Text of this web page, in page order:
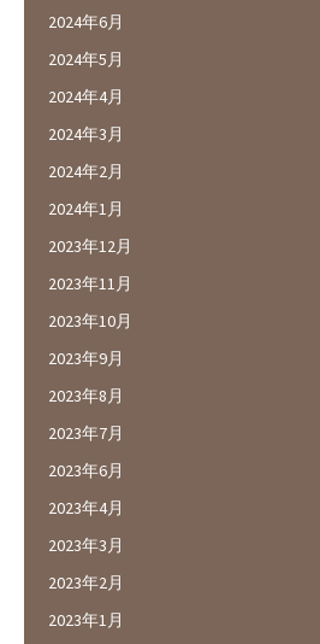
2024年6月
2024年5月
2024年4月
2024年3月
2024年2月
2024年1月
2023年12月
2023年11月
2023年10月
2023年9月
2023年8月
2023年7月
2023年6月
2023年4月
2023年3月
2023年2月
2023年1月